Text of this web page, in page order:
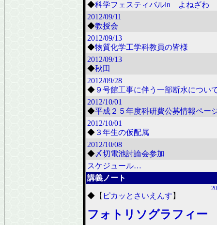
◆科学フェスティバルin よねざわ
2012/09/11
◆教授会
2012/09/13
◆物質化学工学科教員の皆様
2012/09/13
◆秋田
2012/09/28
◆ ９号館工事に伴う一部断水につい
2012/10/01
◆平成２５年度科研費公募情報ペー
2012/10/01
◆ ３年生の仮配属
2012/10/08
◆〆切電池討論会参加
スケジュール…
講義ノート
◆ 【 ピカッとさいえんす 】
フォトリソグラフィー